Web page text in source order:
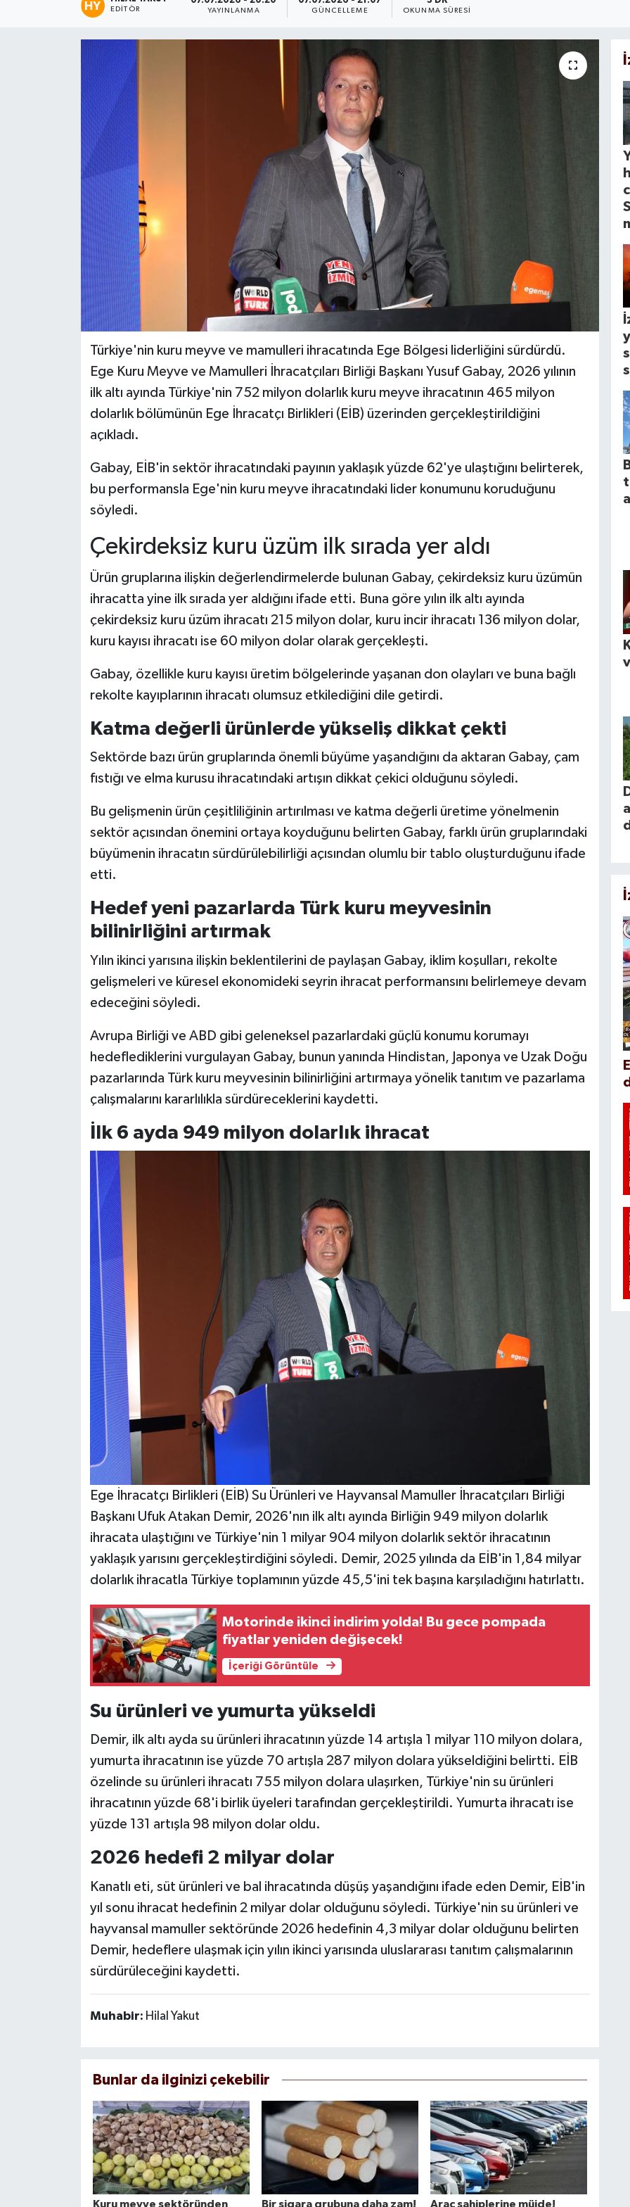
EDITÖR YAYINLANMA GÜNCELLEME OKUNMA SÜRESI
Türkiye'nin kuru meyve ve mamulleri ihracatında Ege Bölgesi liderliğini sürdürdü.
Ege Kuru Meyve ve Mamulleri İhracatçıları Birliği Başkanı Yusuf Gabay, 2026 yılının
ilk altı ayında Türkiye'nin 752 milyon dolarlık kuru meyve ihracatının 465 milyon
dolarlık bölümünün Ege İhracatçı Birlikleri (EİB) üzerinden gerçekleştirildiğini
açıkladı.
Gabay, EİB'in sektör ihracatındaki payının yaklaşık yüzde 62'ye ulaştığını belirterek,
bu performansla Ege'nin kuru meyve ihracatındaki lider konumunu koruduğunu
söyledi.
Çekirdeksiz kuru üzüm ilk sırada yer aldı
Ürün gruplarına ilişkin değerlendirmelerde bulunan Gabay, çekirdeksiz kuru üzümün
ihracatta yine ilk sırada yer aldığını ifade etti. Buna göre yılın ilk altı ayında
çekirdeksiz kuru üzüm ihracatı 215 milyon dolar, kuru incir ihracatı 136 milyon dolar,
kuru kayısı ihracatı ise 60 milyon dolar olarak gerçekleşti.
Gabay, özellikle kuru kayısı üretim bölgelerinde yaşanan don olayları ve buna bağlı
rekolte kayıplarının ihracatı olumsuz etkilediğini dile getirdi.
Katma değerli ürünlerde yükseliş dikkat çekti
Sektörde bazı ürün gruplarında önemli büyüme yaşandığını da aktaran Gabay, çam
fıstığı ve elma kurusu ihracatındaki artışın dikkat çekici olduğunu söyledi.
Bu gelişmenin ürün çeşitliliğinin artırılması ve katma değerli üretime yönelmenin
sektör açısından önemini ortaya koyduğunu belirten Gabay, farklı ürün gruplarındaki
büyümenin ihracatın sürdürülebilirliği açısından olumlu bir tablo oluşturduğunu ifade
etti.
Hedef yeni pazarlarda Türk kuru meyvesinin
bilinirliğini artırmak
Yılın ikinci yarısına ilişkin beklentilerini de paylaşan Gabay, iklim koşulları, rekolte
gelişmeleri ve küresel ekonomideki seyrin ihracat performansını belirlemeye devam
edeceğini söyledi.
Avrupa Birliği ve ABD gibi geleneksel pazarlardaki güçlü konumu korumayı
hedeflediklerini vurgulayan Gabay, bunun yanında Hindistan, Japonya ve Uzak Doğu
pazarlarında Türk kuru meyvesinin bilinirliğini artırmaya yönelik tanıtım ve pazarlama
çalışmalarını kararlılıkla sürdüreceklerini kaydetti.
İlk 6 ayda 949 milyon dolarlık ihracat
Ege İhracatçı Birlikleri (EİB) Su Ürünleri ve Hayvansal Mamuller İhracatçıları Birliği
Başkanı Ufuk Atakan Demir, 2026'nın ilk altı ayında Birliğin 949 milyon dolarlık
ihracata ulaştığını ve Türkiye'nin 1 milyar 904 milyon dolarlık sektör ihracatının
yaklaşık yarısını gerçekleştirdiğini söyledi. Demir, 2025 yılında da EİB'in 1,84 milyar
dolarlık ihracatla Türkiye toplamının yüzde 45,5'ini tek başına karşıladığını hatırlattı.
Motorinde ikinci indirim yolda! Bu gece pompada
fiyatlar yeniden değişecek!
İçeriği Görüntüle
Su ürünleri ve yumurta yükseldi
Demir, ilk altı ayda su ürünleri ihracatının yüzde 14 artışla 1 milyar 110 milyon dolara,
yumurta ihracatının ise yüzde 70 artışla 287 milyon dolara yükseldiğini belirtti. EİB
özelinde su ürünleri ihracatı 755 milyon dolara ulaşırken, Türkiye'nin su ürünleri
ihracatının yüzde 68'i birlik üyeleri tarafından gerçekleştirildi. Yumurta ihracatı ise
yüzde 131 artışla 98 milyon dolar oldu.
2026 hedefi 2 milyar dolar
Kanatlı eti, süt ürünleri ve bal ihracatında düşüş yaşandığını ifade eden Demir, EİB'in
yıl sonu ihracat hedefinin 2 milyar dolar olduğunu söyledi. Türkiye'nin su ürünleri ve
hayvansal mamuller sektöründe 2026 hedefinin 4,3 milyar dolar olduğunu belirten
Demir, hedeflere ulaşmak için yılın ikinci yarısında uluslararası tanıtım çalışmalarının
sürdürüleceğini kaydetti.
Muhabir: Hilal Yakut
Bunlar da ilginizi çekebilir
Kuru meyve sektöründen Bir sigara grubuna daha zam! Araç sahiplerine müjde!
Okul Gazetesi